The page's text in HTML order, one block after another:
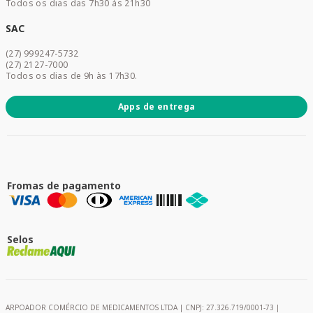
Dermocosméticos
Promoções
Todos os dias das 7h30 às 21h30
SAC
(27) 999247-5732
(27) 2127-7000
Todos os dias de 9h às 17h30.
Apps de entrega
Fromas de pagamento
Selos
ARPOADOR COMÉRCIO DE MEDICAMENTOS LTDA | CNPJ: 27.326.719/0001-73 |